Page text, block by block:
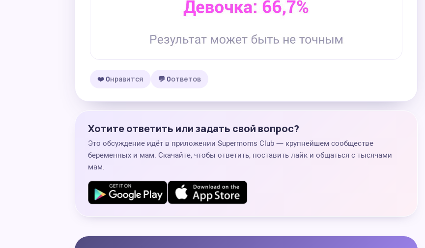
❤️ 0нравится 💬 0ответов
Хотите ответить или задать свой вопрос?
Это обсуждение идёт в приложении Supermoms Club — крупнейшем сообществе
беременных и мам. Скачайте, чтобы ответить, поставить лайк и общаться с тысячами
мам.